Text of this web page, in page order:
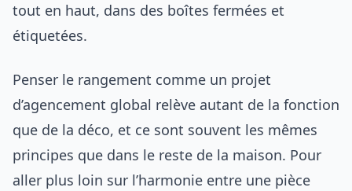
tout en haut, dans des boîtes fermées et
étiquetées.
Penser le rangement comme un projet
d’agencement global relève autant de la fonction
que de la déco, et ce sont souvent les mêmes
principes que dans le reste de la maison. Pour
aller plus loin sur l’harmonie entre une pièce